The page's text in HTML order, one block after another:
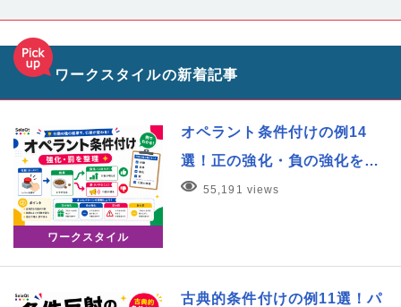
ワークスタイルの新着記事
ワークスタイル
オペラント条件付けの例14
選！正の強化・負の強化を…
55,191 views
古典的条件付けの例11選！パ